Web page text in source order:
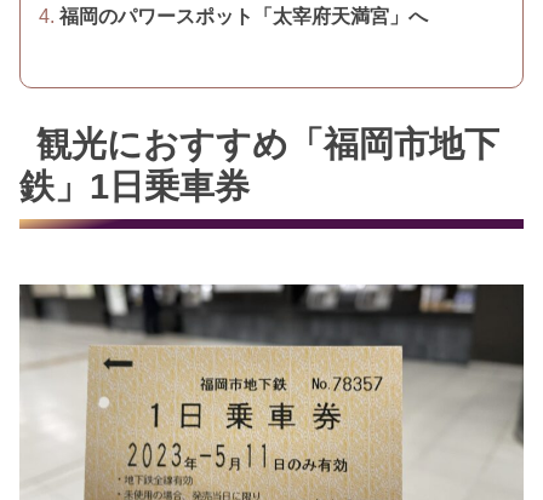
福岡のパワースポット「太宰府天満宮」へ
観光におすすめ「福岡市地下
鉄」1日乗車券